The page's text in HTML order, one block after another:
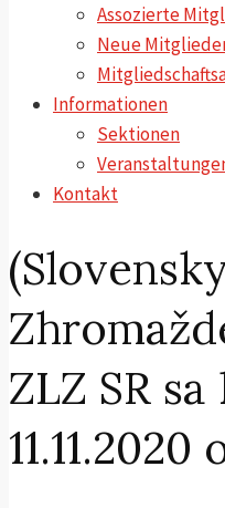
Assozierte
Neue
Informationen
Sektionen
Kontakt
ZLZ SR
11.11.2020